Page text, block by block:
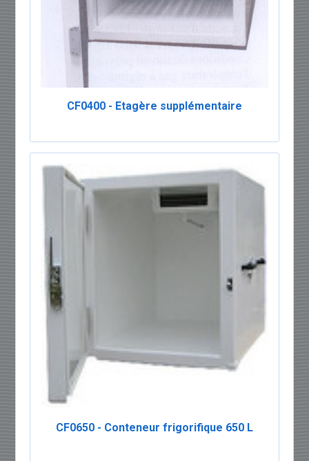
CF0400 - Etagère supplémentaire
CF0650 - Conteneur frigorifique 650 L